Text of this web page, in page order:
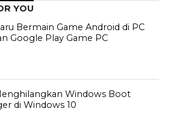
YOU
Bermain Game Android di PC
Google Play Game PC
Windows Boot
di Windows 10